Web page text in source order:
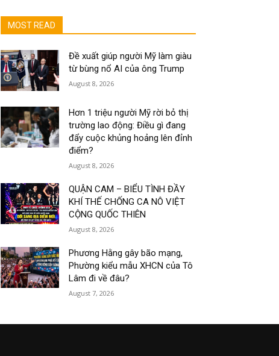
MOST READ
Đề xuất giúp người Mỹ làm giàu
từ bùng nổ AI của ông Trump
August 8, 2026
Hơn 1 triệu người Mỹ rời bỏ thị
trường lao động: Điều gì đang
đẩy cuộc khủng hoảng lên đỉnh
điểm?
August 8, 2026
QUẬN CAM – BIỂU TÌNH ĐẦY
KHÍ THẾ CHỐNG CA NÔ VIỆT
CỘNG QUỐC THIÊN
August 8, 2026
Phương Hằng gây bão mạng,
Phường kiểu mẫu XHCN của Tô
Lâm đi về đâu?
August 7, 2026